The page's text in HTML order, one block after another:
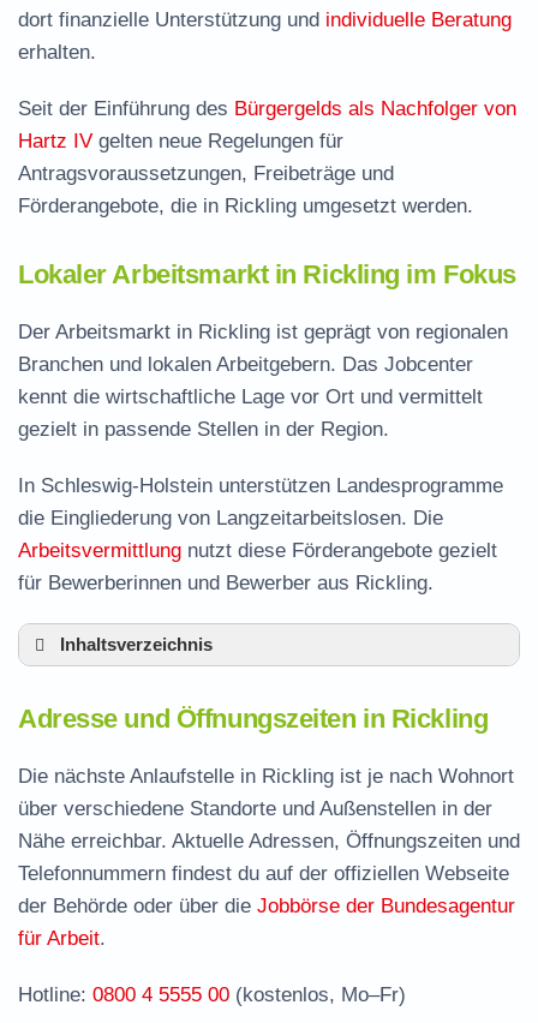
dort finanzielle Unterstützung und individuelle Beratung
erhalten.
Seit der Einführung des Bürgergelds als Nachfolger von
Hartz IV gelten neue Regelungen für
Antragsvoraussetzungen, Freibeträge und
Förderangebote, die in Rickling umgesetzt werden.
Lokaler Arbeitsmarkt in Rickling im Fokus
Der Arbeitsmarkt in Rickling ist geprägt von regionalen
Branchen und lokalen Arbeitgebern. Das Jobcenter
kennt die wirtschaftliche Lage vor Ort und vermittelt
gezielt in passende Stellen in der Region.
In Schleswig-Holstein unterstützen Landesprogramme
die Eingliederung von Langzeitarbeitslosen. Die
Arbeitsvermittlung nutzt diese Förderangebote gezielt
für Bewerberinnen und Bewerber aus Rickling.
Inhaltsverzeichnis
Leistungen der Arbeitsvermittlung in Rickling
Termin vereinbaren und Bürgergeld beantragen
Jobcenter Segeberg – zuständige Stelle
Stellenangebote und Jobbörse in Rickling
Häufige Fragen rund ums Jobcenter
Adresse und Öffnungszeiten in Rickling
Die nächste Anlaufstelle in Rickling ist je nach Wohnort
über verschiedene Standorte und Außenstellen in der
Nähe erreichbar. Aktuelle Adressen, Öffnungszeiten und
Telefonnummern findest du auf der offiziellen Webseite
der Behörde oder über die Jobbörse der Bundesagentur
für Arbeit.
Hotline: 0800 4 5555 00 (kostenlos, Mo–Fr)